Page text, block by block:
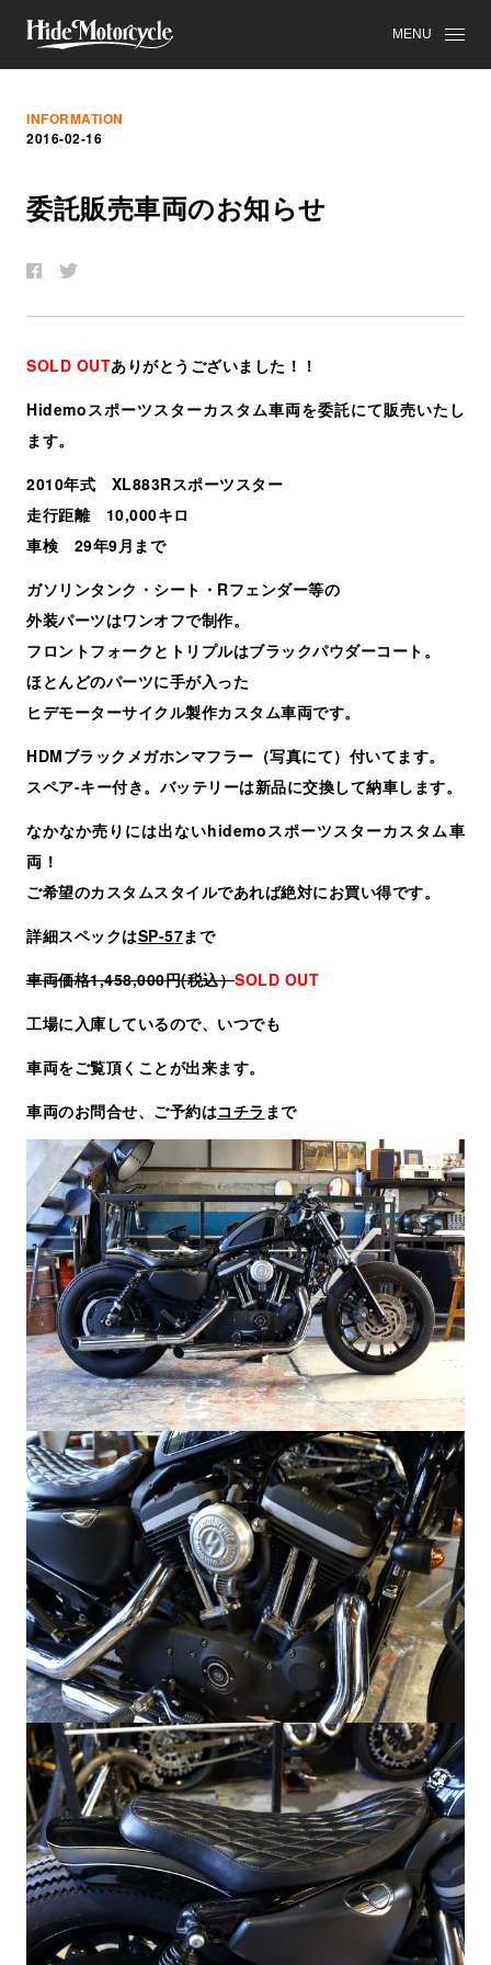
MENU
INFORMATION
2016-02-16
委託販売車両のお知らせ
SOLD OUTありがとうございました！！
Hidemoスポーツスターカスタム車両を委託にて販売いたし
ます。
2010年式 XL883Rスポーツスター
走行距離 10,000キロ
車検 29年9月まで
ガソリンタンク・シート・Rフェンダー等の
外装パーツはワンオフで制作。
フロントフォークとトリプルはブラックパウダーコート。
ほとんどのパーツに手が入った
ヒデモーターサイクル製作カスタム車両です。
HDMブラックメガホンマフラー（写真にて）付いてます。
スペア-キー付き。バッテリーは新品に交換して納車します。
なかなか売りには出ないhidemoスポーツスターカスタム車
両！
ご希望のカスタムスタイルであれば絶対にお買い得です。
詳細スペックはSP-57まで
車両価格1,458,000円(税込）SOLD OUT
工場に入庫しているので、いつでも
車両をご覧頂くことが出来ます。
車両のお問合せ、ご予約はコチラ まで